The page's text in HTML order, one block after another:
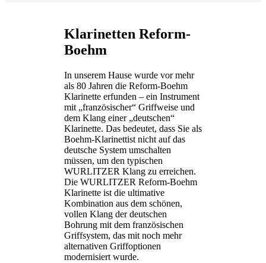
Klarinetten Reform-
Boehm
In unserem Hause wurde vor mehr
als 80 Jahren die Reform-Boehm
Klarinette erfunden – ein Instrument
mit „französischer“ Griffweise und
dem Klang einer „deutschen“
Klarinette. Das bedeutet, dass Sie als
Boehm-Klarinettist nicht auf das
deutsche System umschalten
müssen, um den typischen
WURLITZER Klang zu erreichen.
Die WURLITZER Reform-Boehm
Klarinette ist die ultimative
Kombination aus dem schönen,
vollen Klang der deutschen
Bohrung mit dem französischen
Griffsystem, das mit noch mehr
alternativen Griffoptionen
modernisiert wurde.